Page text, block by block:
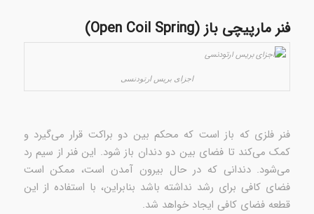
فنر مارپیچی باز (Open Coil Spring)
اجزای بریس‌ ارتودنسی
فنر فلزی که باز است که محکم بین دو براکت قرار می‌گیرد و
کمک می‌کند تا فضای بین دو دندان باز شود. این فنر از سیم رد
می‌شود. دندانی که در حال بیرون آمدن است، ممکن است
فضای کافی برای رشد نداشته باشد بنابراین، با استفاده از این
قطعه فضای کافی ایجاد خواهد شد.